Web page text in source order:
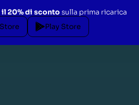
il 20% di sconto sulla prima ricarica
Play Store